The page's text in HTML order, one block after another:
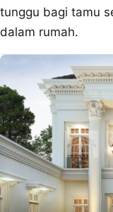
tunggu bagi tamu
dalam rumah.